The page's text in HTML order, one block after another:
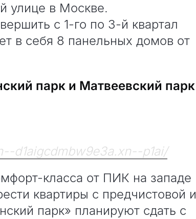
улице в Москве.
с 1-го по 3-й квартал
в себя 8 панельных домов от
парк и Матвеевский парк
d1aigcdmbw9e3a.xn--p1ai/
класса от ПИК на западе
квартиры с предчистовой и
парк» планируют сдать с